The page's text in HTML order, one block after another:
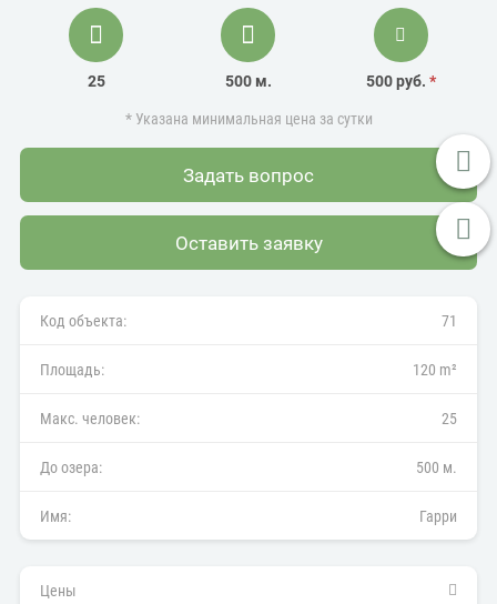
25 500 м. 500 руб. *
* Указана минимальная цена за сутки
Задать вопрос
Оставить заявку
Код объекта: 71
Площадь: 120 m²
Макс. человек: 25
До озера: 500 м.
Имя: Гарри
Цены